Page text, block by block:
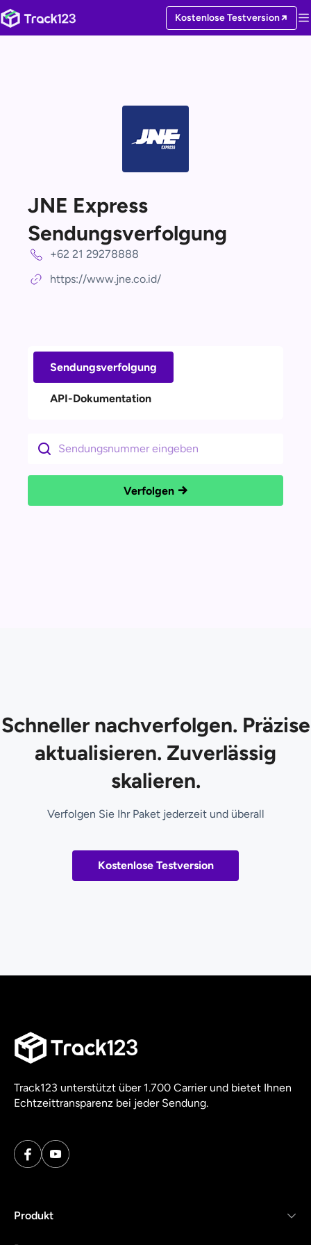
Kostenlose Testversion
JNE Express
Sendungsverfolgung
+62 21 29278888
https://www.jne.co.id/
Sendungsverfolgung
API-Dokumentation
Verfolgen
Schneller nachverfolgen. Präzise
aktualisieren. Zuverlässig
skalieren.
Verfolgen Sie Ihr Paket jederzeit und überall
Kostenlose Testversion
Track123 unterstützt über 1.700 Carrier und bietet Ihnen
Echtzeittransparenz bei jeder Sendung.
Produkt